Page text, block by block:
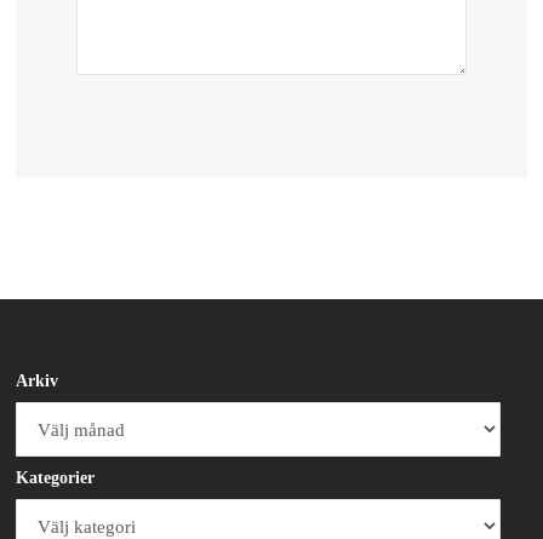
Arkiv
Arkiv
Kategorier
Kategorier